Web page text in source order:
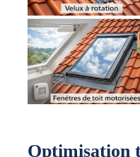
Optimisation